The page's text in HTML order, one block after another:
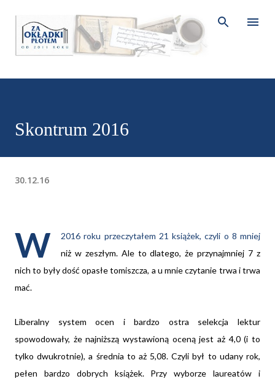
Przejdź do głównej zawartości
Skontrum 2016
30.12.16
W
2016 roku przeczytałem 21 książek, czyli o 8 mniej
niż w zeszłym. Ale to dlatego, że przynajmniej 7 z
nich to były dość opasłe tomiszcza, a u mnie czytanie trwa i trwa
mać.
Liberalny system ocen i bardzo ostra selekcja lektur
spowodowały, że najniższą wystawioną oceną jest aż 4,0 (i to
tylko dwukrotnie), a średnia to aż 5,08. Czyli był to udany rok,
pełen bardzo dobrych książek. Przy wyborze laureatów i